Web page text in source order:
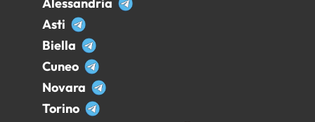
Asti
Biella
Cuneo
Novara
Torino